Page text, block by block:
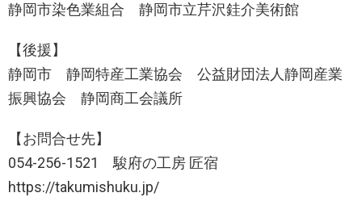
静岡市染色業組合 静岡市立芹沢銈介美術館
【後援】
静岡市 静岡特産工業協会 公益財団法人静岡産業
振興協会 静岡商工会議所
【お問合せ先】
054-256-1521 駿府の工房 匠宿
https://takumishuku.jp/